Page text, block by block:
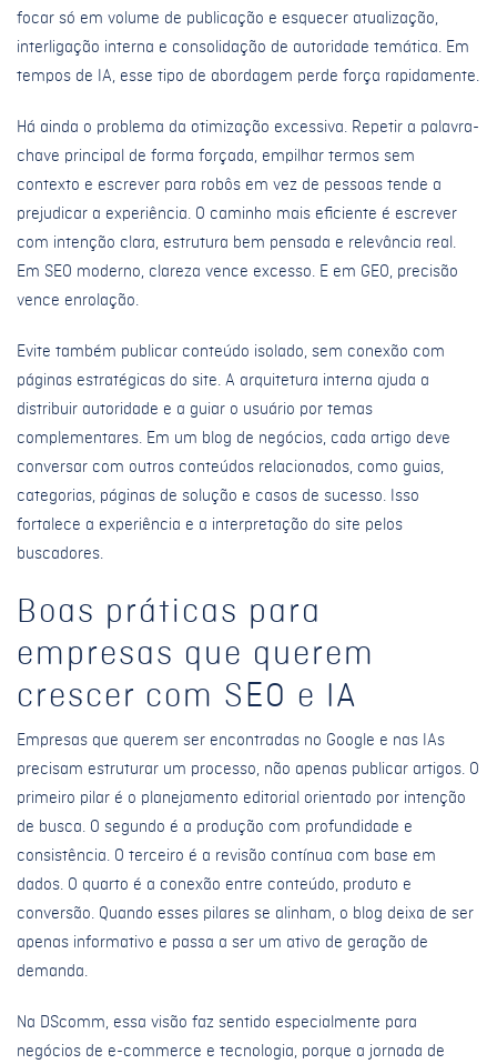
focar só em volume de publicação e esquecer atualização,
interligação interna e consolidação de autoridade temática. Em
tempos de IA, esse tipo de abordagem perde força rapidamente.
Há ainda o problema da otimização excessiva. Repetir a palavra-
chave principal de forma forçada, empilhar termos sem
contexto e escrever para robôs em vez de pessoas tende a
prejudicar a experiência. O caminho mais eficiente é escrever
com intenção clara, estrutura bem pensada e relevância real.
Em SEO moderno, clareza vence excesso. E em GEO, precisão
vence enrolação.
Evite também publicar conteúdo isolado, sem conexão com
páginas estratégicas do site. A arquitetura interna ajuda a
distribuir autoridade e a guiar o usuário por temas
complementares. Em um blog de negócios, cada artigo deve
conversar com outros conteúdos relacionados, como guias,
categorias, páginas de solução e casos de sucesso. Isso
fortalece a experiência e a interpretação do site pelos
buscadores.
Boas práticas para
empresas que querem
crescer com SEO e IA
Empresas que querem ser encontradas no Google e nas IAs
precisam estruturar um processo, não apenas publicar artigos. O
primeiro pilar é o planejamento editorial orientado por intenção
de busca. O segundo é a produção com profundidade e
consistência. O terceiro é a revisão contínua com base em
dados. O quarto é a conexão entre conteúdo, produto e
conversão. Quando esses pilares se alinham, o blog deixa de ser
apenas informativo e passa a ser um ativo de geração de
demanda.
Na DScomm, essa visão faz sentido especialmente para
negócios de e-commerce e tecnologia, porque a jornada de